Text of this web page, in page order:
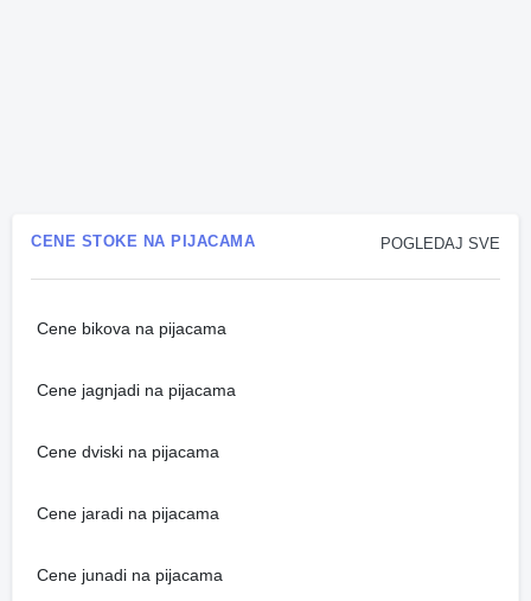
POGLEDAJ SVE
CENE STOKE NA PIJACAMA
Cene bikova na pijacama
Cene jagnjadi na pijacama
Cene dviski na pijacama
Cene jaradi na pijacama
Cene junadi na pijacama